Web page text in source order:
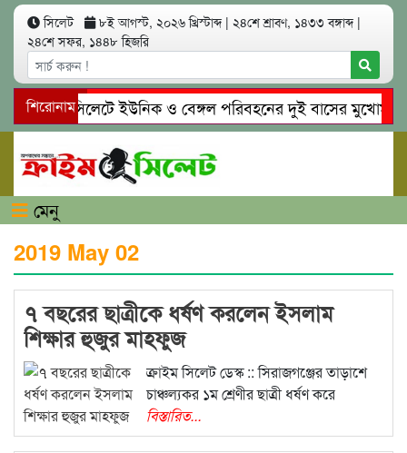
সিলেট ৮ই আগস্ট, ২০২৬ খ্রিস্টাব্দ | ২৪শে শ্রাবণ, ১৪৩৩ বঙ্গাব্দ |
২৪শে সফর, ১৪৪৮ হিজরি
শিরোনামসিলেটে ইউনিক ও বেঙ্গল পরিবহনের দুই বাসের মুখোমুখি
গোয়াইনঘাটে প্রেমের ফাঁদে তরুণী পাচার: মাদকাসক্ত রিমালকে
মেনু
2019 May 02
৭ বছরের ছাত্রীকে ধর্ষণ করলেন ইসলাম
শিক্ষার হুজুর মাহফুজ
ক্রাইম সিলেট ডেস্ক :: সিরাজগঞ্জের তাড়াশে
চাঞ্চল্যকর ১ম শ্রেণীর ছাত্রী ধর্ষণ করে
বিস্তারিত...